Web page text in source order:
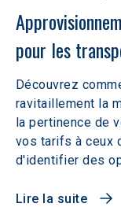
pour les
Découvrez
ravitaillement la
la pertinence de
vos tarifs à ceux
d'identifier des
Lire la suite